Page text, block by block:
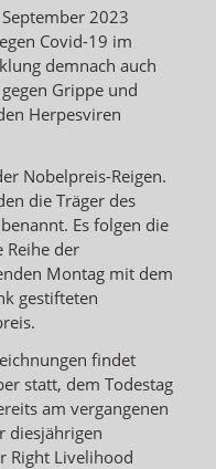
2023
Covid-19 im
demnach auch
Grippe und
Herpesviren
Nobelpreis-Reigen.
die Träger des
Es folgen die
der
Montag mit dem
gestifteten
findet
statt, dem Todestag
am vergangenen
diesjährigen
Right Livelihood